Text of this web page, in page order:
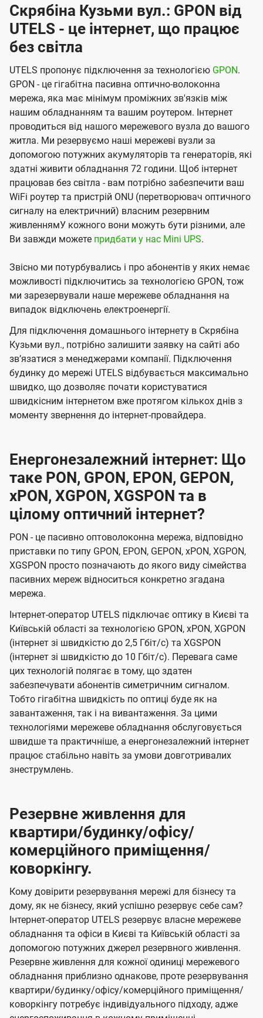
Скрябіна Кузьми вул.: GPON від
UTELS - це інтернет, що працює
без світла
UTELS пропонує підключення за технологією GPON.
GPON - це гігабітна пасивна оптично-волоконна
мережа, яка має мінімум проміжних зв'язків між
нашим обладнанням та вашим роутером. Інтернет
проводиться від нашого мережевого вузла до вашого
житла. Ми резервуємо наші мережеві вузли за
допомогою потужних акумуляторів та генераторів, які
здатні живити обладнання 72 години. Щоб інтернет
працював без світла - вам потрібно забезпечити ваш
WiFi роутер та пристрій ONU (перетворювач оптичного
сигналу на електричний) власним резервним
живленнямУ кожного вони можуть бути різними, але
Ви завжди можете придбати у нас Mini UPS.
Звісно ми потурбувались і про абонентів у яких немає
можливості підключитись за технологією GPON, тож
ми зарезервували наше мережеве обладнання на
випадок відключень електроенергії.
Для підключення домашнього інтернету в Скрябіна
Кузьми вул., потрібно залишити заявку на сайті або
звʼязатися з менеджерами компанії. Підключення
будинку до мережі UTELS відбувається максимально
швидко, що дозволяє почати користуватися
швидкісним інтернетом вже протягом кількох днів з
моменту звернення до інтернет-провайдера.
Енергонезалежний інтернет: Що
таке PON, GPON, EPON, GEPON,
xPON, XGPON, XGSPON та в
цілому оптичний інтернет?
PON - це пасивно оптоволоконна мережа, відповідно
приставки по типу GPON, EPON, GEPON, xPON, XGPON,
XGSPON просто позначають до якого виду сімейства
пасивних мереж відноситься конкретно згадана
мережа.
Інтернет-оператор UTELS підключає оптику в Києві та
Київській області за технологією GPON, xPON, XGPON
(інтернет зі швидкістю до 2,5 Гбіт/с) та XGSPON
(інтернет зі швидкістю до 10 Гбіт/с). Перевага саме
цих технологій полягає в тому, що здатен
забезпечувати абонентів симетричним сигналом.
Тобто гігабітна швидкість по оптиці буде як на
завантаження, так і на вивантаження. За цими
технологіями мережеве обладнання обслуговується
швидше та практичніше, а енергонезалежний інтернет
працює стабільно навіть за умови довготривалих
знеструмлень.
Резервне живлення для
квартири/будинку/офісу/
комерційного приміщення/
коворкінгу.
Кому довірити резервування мережі для бізнесу та
дому, як не бізнесу, який успішно резервує себе сам?
Інтернет-оператор UTELS резервує власне мережеве
обладнання та офіси в Києві та Київській області за
допомогою потужних джерел резервного живлення.
Резервне живлення для кожної одиниці мережевого
обладнання приблизно однакове, проте резервування
квартири/будинку/офісу/комерційного приміщення/
коворкінгу потребує індивідуального підходу, адже